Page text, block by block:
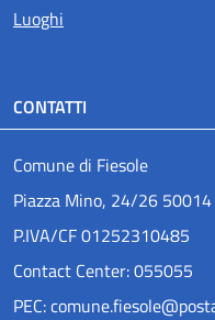
Luoghi
CONTATTI
Comune di Fiesole
Piazza Mino, 24/26 50014
P.IVA/CF 01252310485
Contact Center: 055055
PEC: